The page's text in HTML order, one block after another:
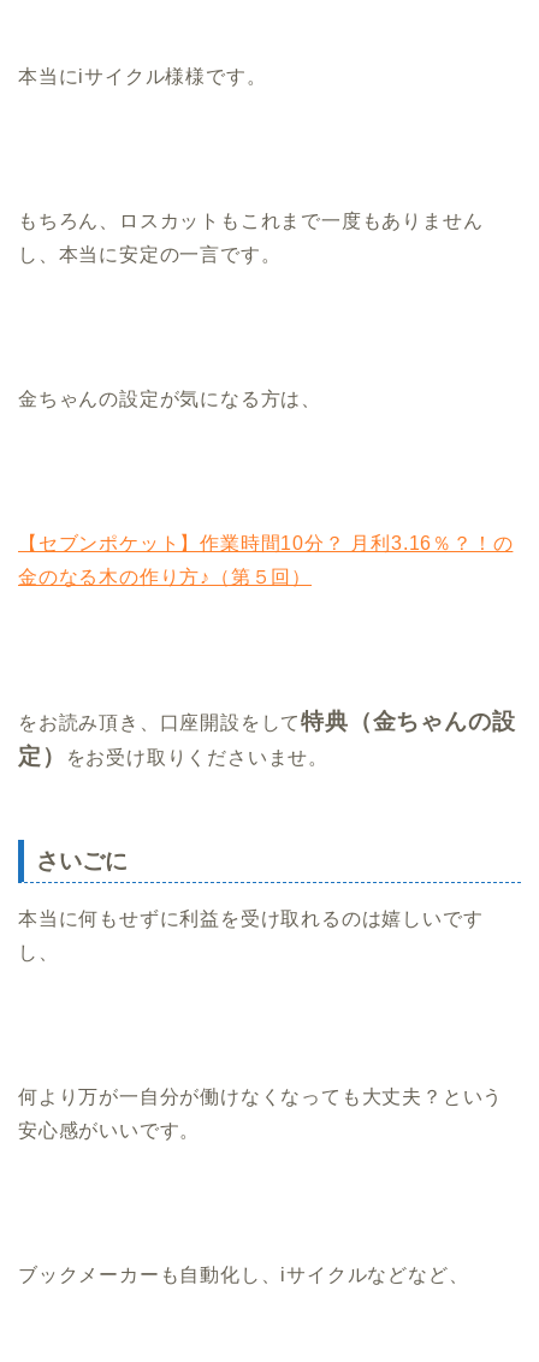
本当にiサイクル様様です。
もちろん、ロスカットもこれまで一度もありません
し、本当に安定の一言です。
金ちゃんの設定が気になる方は、
【セブンポケット】作業時間10分？ 月利3.16％？！の
金のなる木の作り方♪（第５回）
をお読み頂き、口座開設をして特典（金ちゃんの設
定）
をお受け取りくださいませ。
さいごに
本当に何もせずに利益を受け取れるのは嬉しいです
し、
何より万が一自分が働けなくなっても大丈夫？という
安心感がいいです。
ブックメーカーも自動化し、iサイクルなどなど、